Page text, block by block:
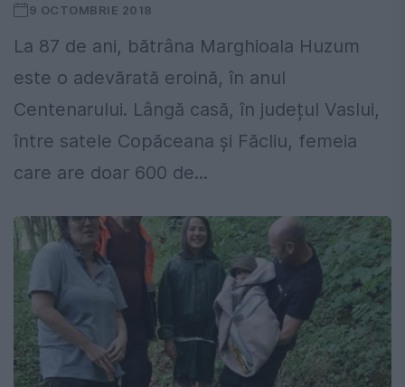
9 OCTOMBRIE 2018
La 87 de ani, bătrâna Marghioala Huzum
este o adevărată eroină, în anul
Centenarului. Lângă casă, în județul Vaslui,
între satele Copăceana și Făcliu, femeia
care are doar 600 de...